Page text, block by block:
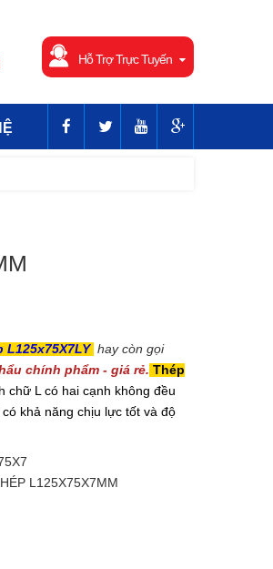
Hỗ Trợ Trực Tuyến
L125x75X7LY hay còn gọi
chính phẩm - giá rẻ. Thép
chữ L có hai cạnh không đều
khả năng chịu lực tốt và độ
L125X75X7MM